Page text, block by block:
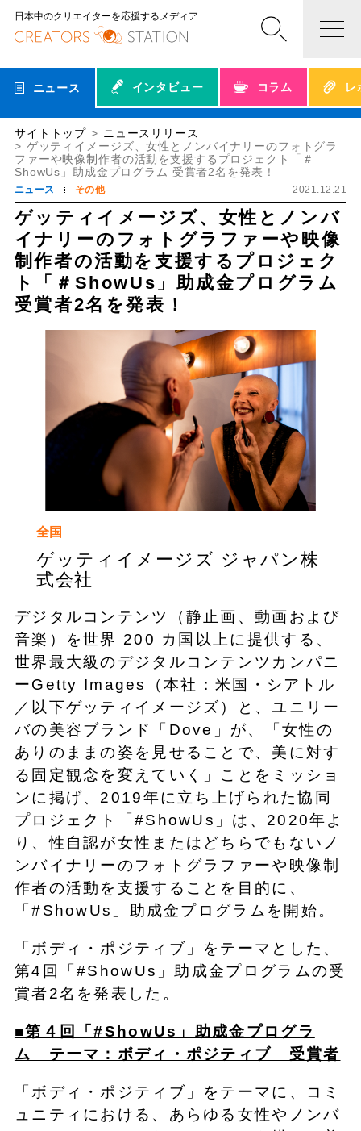
日本中のクリエイターを応援するメディア
ニュース インタビュー コラム レ
サイトトップ
ニュースリリース
ゲッティイメージズ、女性とノンバイナリーのフォトグラ
ファーや映像制作者の活動を支援するプロジェクト「＃
ShowUs」助成金プログラム 受賞者2名を発表！
ニュース その他 2021.12.21
ゲッティイメージズ、女性とノンバ
イナリーのフォトグラファーや映像
制作者の活動を支援するプロジェク
ト「＃ShowUs」助成金プログラム
受賞者2名を発表！
全国
ゲッティイメージズ ジャパン株
式会社
デジタルコンテンツ（静止画、動画および
音楽）を世界 200 カ国以上に提供する、
世界最大級のデジタルコンテンツカンパニ
ーGetty Images（本社：米国・シアトル
／以下ゲッティイメージズ）と、ユニリー
バの美容ブランド「Dove」が、「女性の
ありのままの姿を見せることで、美に対す
る固定観念を変えていく」ことをミッショ
ンに掲げ、2019年に立ち上げられた協同
プロジェクト「#ShowUs」は、2020年よ
り、性自認が女性またはどちらでもないノ
ンバイナリーのフォトグラファーや映像制
作者の活動を支援することを目的に、
「#ShowUs」助成金プログラムを開始。
「ボディ・ポジティブ」をテーマとした、
第4回「#ShowUs」助成金プログラムの受
賞者2名を発表した。
■第４回「#ShowUs」助成金プログラ
ム テーマ：ボディ・ポジティブ 受賞者
「ボディ・ポジティブ」をテーマに、コミ
ュニティにおける、あらゆる女性やノンバ